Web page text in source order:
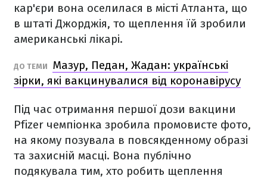
кар'єри вона оселилася в місті Атланта, що
в штаті Джорджія, то щеплення їй зробили
американські лікарі.
ДО ТЕМИ
Мазур, Педан, Жадан: українські
зірки, які вакцинувалися від коронавірусу
Під час отримання першої дози вакцини
Pfizer чемпіонка зробила промовисте фото,
на якому позувала в повсякденному образі
та захисній масці. Вона публічно
подякувала тим, хто робить щеплення